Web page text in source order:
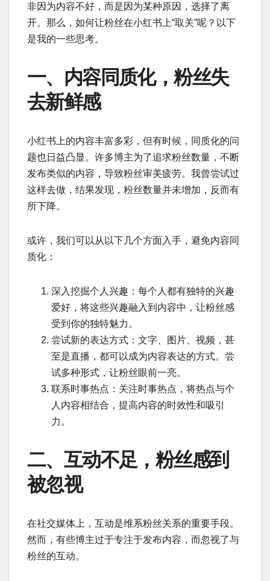
非因为内容不好，而是因为某种原因，选择了离
开。那么，如何让粉丝在小红书上“取关”呢？以下
是我的一些思考。
一、内容同质化，粉丝失
去新鲜感
小红书上的内容丰富多彩，但有时候，同质化的问
题也日益凸显。许多博主为了追求粉丝数量，不断
发布类似的内容，导致粉丝审美疲劳。我曾尝试过
这样去做，结果发现，粉丝数量并未增加，反而有
所下降。
或许，我们可以从以下几个方面入手，避免内容同
质化：
深入挖掘个人兴趣：每个人都有独特的兴趣
爱好，将这些兴趣融入到内容中，让粉丝感
受到你的独特魅力。
尝试新的表达方式：文字、图片、视频，甚
至是直播，都可以成为内容表达的方式。尝
试多种形式，让粉丝眼前一亮。
联系时事热点：关注时事热点，将热点与个
人内容相结合，提高内容的时效性和吸引
力。
二、互动不足，粉丝感到
被忽视
在社交媒体上，互动是维系粉丝关系的重要手段。
然而，有些博主过于专注于发布内容，而忽视了与
粉丝的互动。